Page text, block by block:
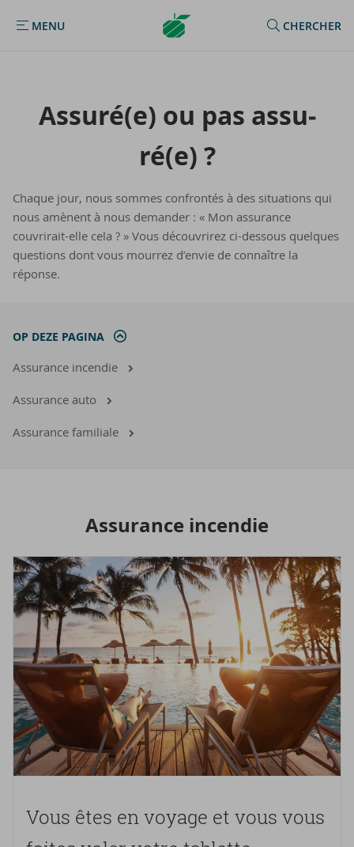
MENU
MENU
Argenta
Homepage
CHERCHER
As­su­ré(e) ou pas as­su­
ré(e) ?
Chaque jour, nous sommes confrontés à des situations qui
nous amènent à nous demander : « Mon assurance
couvrirait-elle cela ? » Vous découvrirez ci-dessous quelques
questions dont vous mourrez d’envie de connaître la
réponse.
OP DEZE PAGINA
Assurance incendie
Assurance auto
Assurance familiale
As­su­rance in­cen­die
Vous êtes en voyage et vous vous